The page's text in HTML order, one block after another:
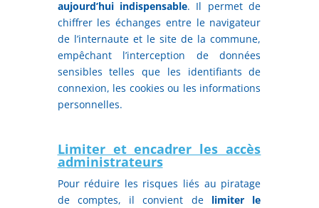
aujourd’hui indispensable. Il permet de
chiffrer les échanges entre le navigateur
de l’internaute et le site de la commune,
empêchant l’interception de données
sensibles telles que les identifiants de
connexion, les cookies ou les informations
personnelles.
Limiter et encadrer les accès
administrateurs
Pour réduire les risques liés au piratage
de comptes, il convient de limiter le